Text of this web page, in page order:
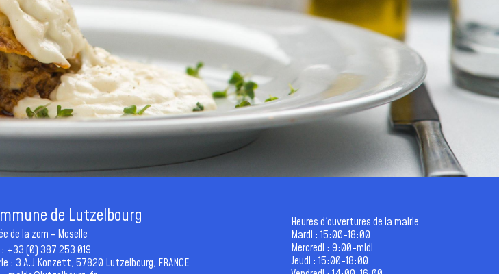
de Lutzelbourg
de la zorn - Moselle
+33 (0) 387 253 019
: 3 A.J Konzett, 57820 Lutzelbourg, FRANCE
Heures d'ouvertures de la mairie
Mardi : 15:00-18:00
Mercredi : 9:00-midi
Jeudi : 15:00-18:00